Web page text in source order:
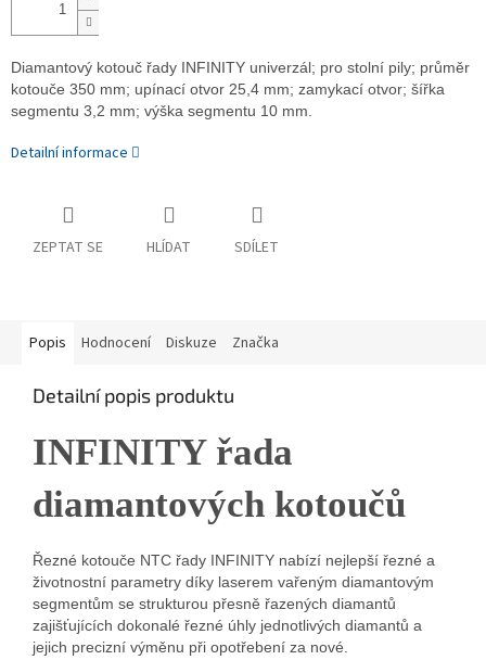
Diamantový kotouč řady INFINITY univerzál; pro stolní pily; průměr
kotouče 350 mm; upínací otvor 25,4 mm; zamykací otvor; šířka
segmentu 3,2 mm; výška segmentu 10 mm.
Detailní informace
ZEPTAT SE HLÍDAT SDÍLET
Popis Hodnocení Diskuze Značka
Detailní popis produktu
INFINITY řada
diamantových kotoučů
Řezné kotouče NTC řady INFINITY nabízí nejlepší řezné a
životnostní parametry díky laserem vařeným diamantovým
segmentům se strukturou přesně řazených diamantů
zajišťujících dokonalé řezné úhly jednotlivých diamantů a
jejich precizní výměnu při opotřebení za nové.